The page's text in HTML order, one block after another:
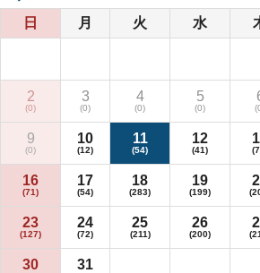
日 月 火 水
2 3 4 5
9 10 11 12
16 17 18 19
23 24 25 26
30 31